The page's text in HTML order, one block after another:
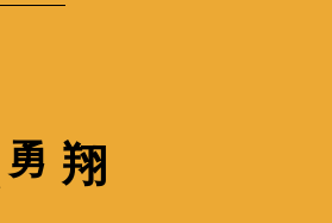
勇 翔